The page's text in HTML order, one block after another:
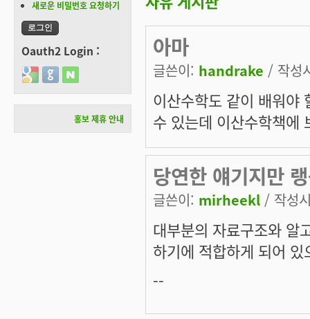
아마
글쓴이: handrake / 작성
이산수학도 같이 배워야
수 있는데 이산수학책에
당연한 얘기지만
글쓴이: mirheekl / 작성
대부분의 자료구조와 알
하기에 적합하게 되어 있
--
새로운 비밀번호 요청하기
Oauth2 Login :
Login with Google
Login with GitHub
Login with Naver
홍보 제휴 안내